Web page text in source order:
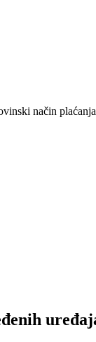
način plaćanja